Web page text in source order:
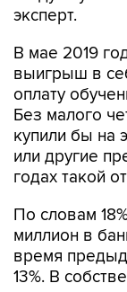
В мае 2019
оплату
Без малого
купили бы на
или другие
годах такой
По словам
время
13%. В
миллион
против 9%